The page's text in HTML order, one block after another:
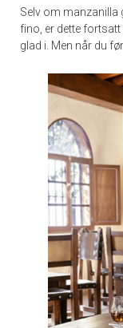
Selv om manzanilla
fino, er dette
glad i. Men når du